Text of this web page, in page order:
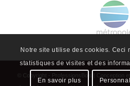
Notre site utilise des cookies. Ceci
statistiques de visites et des
En savoir plus